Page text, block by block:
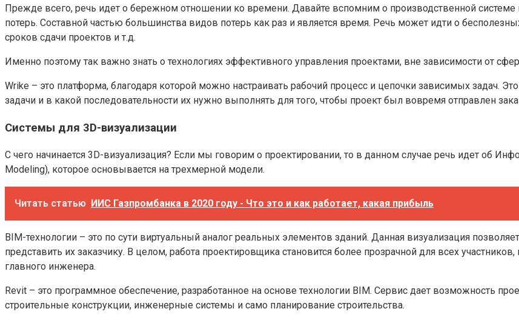
Прежде всего, речь идет о бережном отношении ко времени. Давайте вспомним о производственной
потерь. Составной частью большинства видов потерь как раз и является время. Речь может идти о
сроков сдачи проектов и т.д.
Именно поэтому так важно знать о технологиях эффективного управления проектами, вне зависимости от
Wrike – это платформа, благодаря которой можно настраивать рабочий процесс и цепочки зависимых задач.
задачи и в какой последовательности их нужно выполнять для того, чтобы проект был вовремя отправлен
Системы для 3D-визуализации
С чего начинается 3D-визуализация? Если мы говорим о проектировании, то в данном случае речь идет об
Modeling), которое основывается на трехмерной модели.
Читать статью ИИС Газпромбанка в 2020 году - Что это и как работает, какая прибыль
BIM-технологии – это по сути виртуальный аналог реальных элементов зданий. Данная визуализация
представить их заказчику. В целом, работа проектировщика становится более прозрачной для всех
главного инженера.
Revit – это программное обеспечение, разработанное на основе технологии BIM. Сервис дает возможность
строительные конструкции, инженерные системы и само планирование строительства.